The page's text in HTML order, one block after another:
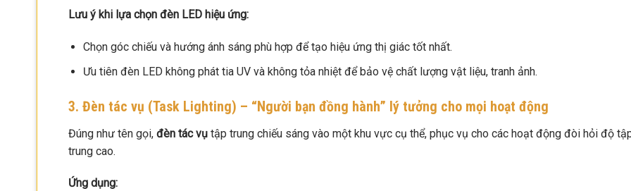
Lưu ý khi lựa chọn đèn LED hiệu ứng:
Chọn góc chiếu và hướng ánh sáng phù hợp để tạo hiệu ứng thị giác tốt nhất.
Ưu tiên đèn LED không phát tia UV và không tỏa nhiệt để bảo vệ chất lượng vật liệu, tranh ảnh.
3. Đèn tác vụ (Task Lighting) – “Người bạn đồng hành” lý tưởng cho mọi hoạt động
Đúng như tên gọi, đèn tác vụ tập trung chiếu sáng vào một khu vực cụ thể, phục vụ cho các hoạt động đòi hỏi độ
trung cao.
Ứng dụng: